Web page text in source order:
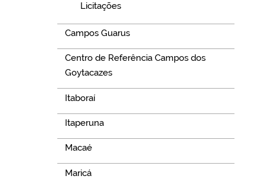
Licitações
Campos Guarus
Centro de Referência Campos dos
Goytacazes
Itaboraí
Itaperuna
Macaé
Maricá